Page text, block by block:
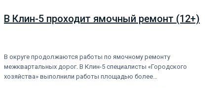
В Клин-5 проходит ямочный ремонт (12+)
В округе продолжаются работы по ямочному ремонту
межквартальных дорог. В Клин-5 специалисты «Городского
хозяйства» выполнили работы площадью более…